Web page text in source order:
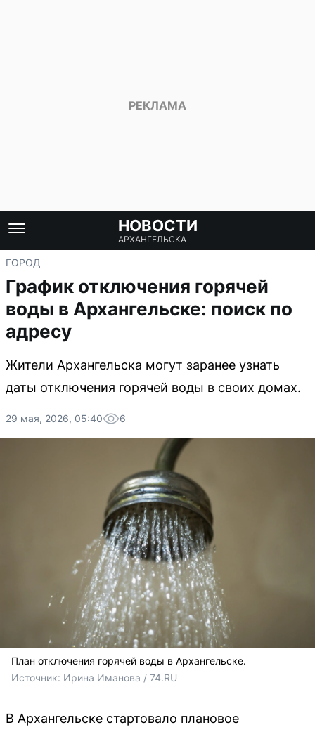
НОВОСТИ
АРХАНГЕЛЬСКА
ГОРОД
График отключения горячей
воды в Архангельске: поиск по
адресу
Жители Архангельска могут заранее узнать
даты отключения горячей воды в своих домах.
29 мая, 2026, 05:40 6
План отключения горячей воды в Архангельске.
Источник: Ирина Иманова / 74.RU
В Архангельске стартовало плановое